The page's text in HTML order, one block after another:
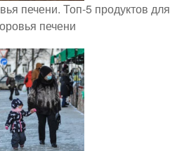
печени. Топ-5 продуктов для
печени